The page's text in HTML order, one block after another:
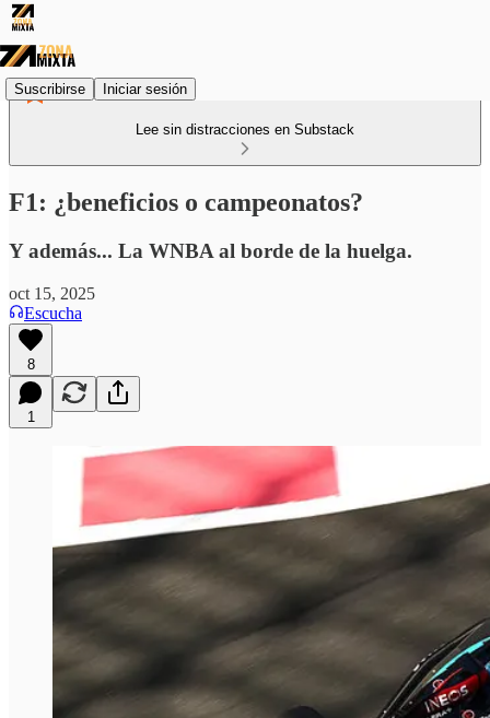
Suscribirse Iniciar sesión
Lee sin distracciones en Substack
F1: ¿beneficios o campeonatos?
Y además... La WNBA al borde de la huelga.
oct 15, 2025
Escucha
8
1